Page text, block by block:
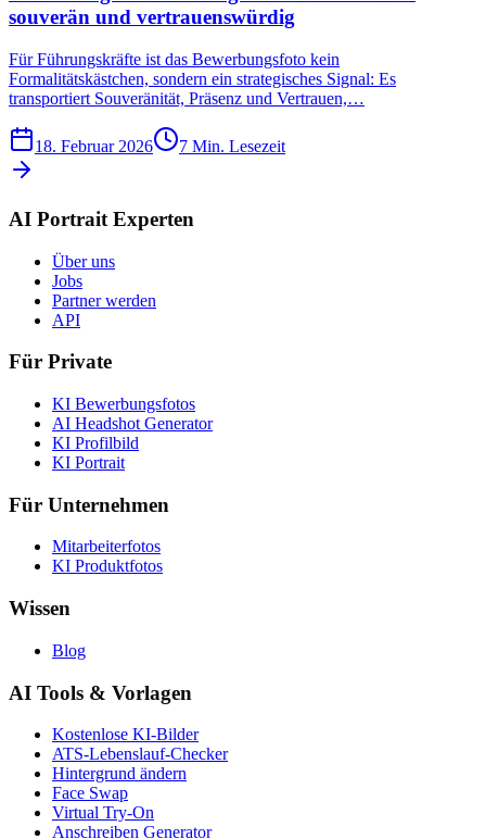
souverän und vertrauenswürdig
Für Führungskräfte ist das Bewerbungsfoto kein
Formalitätskästchen, sondern ein strategisches Signal: Es
transportiert Souveränität, Präsenz und Vertrauen,…
18. Februar 2026 7 Min. Lesezeit
AI Portrait Experten
Über uns
Jobs
Partner werden
API
Für Private
KI Bewerbungsfotos
AI Headshot Generator
KI Profilbild
KI Portrait
Für Unternehmen
Mitarbeiterfotos
KI Produktfotos
Wissen
Blog
AI Tools & Vorlagen
Kostenlose KI-Bilder
ATS-Lebenslauf-Checker
Hintergrund ändern
Face Swap
Virtual Try-On
Anschreiben Generator